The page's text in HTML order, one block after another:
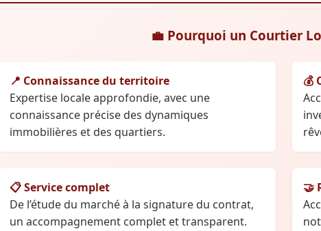
💼 Pourquoi un Courtier
📍 Connaissance du territoire
Expertise locale approfondie, avec une
connaissance précise des dynamiques
immobilières et des quartiers.
💰
📋 Service complet
De l’étude du marché à la signature du contrat,
un accompagnement complet et transparent.
🤝